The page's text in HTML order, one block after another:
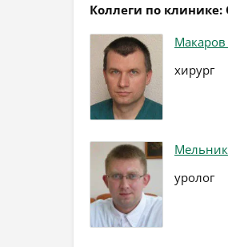
Коллеги по
хирург
уролог